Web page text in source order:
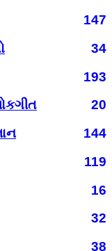
147
34
193
20
144
119
16
32
38